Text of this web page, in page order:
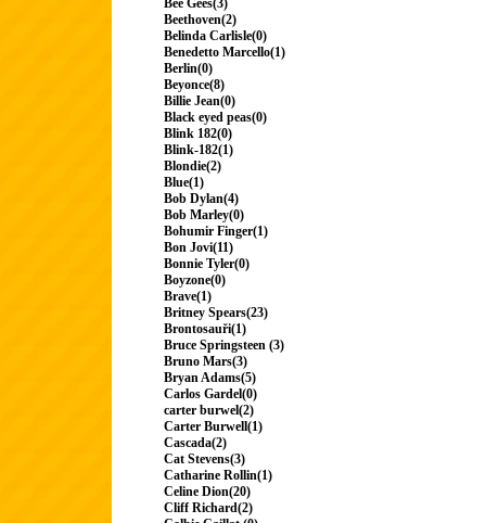
Bee Gees(3)
Beethoven(2)
Belinda Carlisle(0)
Benedetto Marcello(1)
Berlin(0)
Beyonce(8)
Billie Jean(0)
Black eyed peas(0)
Blink 182(0)
Blink-182(1)
Blondie(2)
Blue(1)
Bob Dylan(4)
Bob Marley(0)
Bohumir Finger(1)
Bon Jovi(11)
Bonnie Tyler(0)
Boyzone(0)
Brave(1)
Britney Spears(23)
Brontosauři(1)
Bruce Springsteen (3)
Bruno Mars(3)
Bryan Adams(5)
Carlos Gardel(0)
carter burwel(2)
Carter Burwell(1)
Cascada(2)
Cat Stevens(3)
Catharine Rollin(1)
Celine Dion(20)
Cliff Richard(2)